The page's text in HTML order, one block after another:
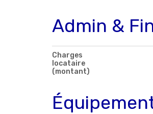
Admin &
Charges
locataire
(montant)